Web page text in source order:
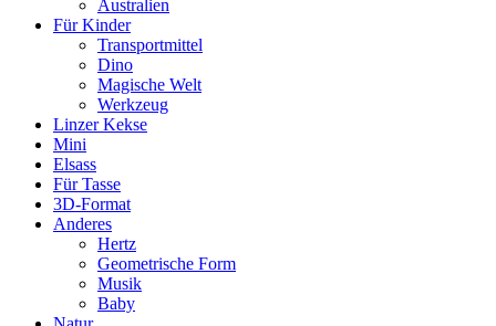
Australien
Für Kinder
Transportmittel
Dino
Magische Welt
Werkzeug
Linzer Kekse
Mini
Elsass
Für Tasse
3D-Format
Anderes
Hertz
Geometrische Form
Musik
Baby